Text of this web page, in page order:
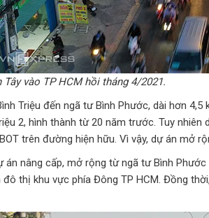
vào TP HCM hồi tháng 4/2021.
Triệu đến ngã tư Bình Phước, dài hơn
2, hình thành từ 20 năm trước. Tuy
trên đường hiện hữu. Vì vậy, dự án mở
nâng cấp, mở rộng từ ngã tư Bình
thị khu vực phía Đông TP HCM. Đồng